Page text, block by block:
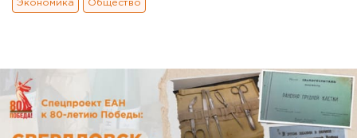
Экономика Общество